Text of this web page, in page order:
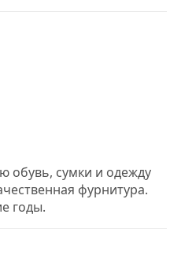
обувь, сумки и одежду
фурнитура.
годы.